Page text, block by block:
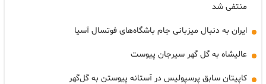
منتفی شد
ایران به دنبال میزبانی جام باشگاه‌های فوتسال آسیا
عالیشاه به گل گهر سیرجان پیوست
کاپیتان سابق پرسپولیس در آستانه پیوستن به گل‌گهر